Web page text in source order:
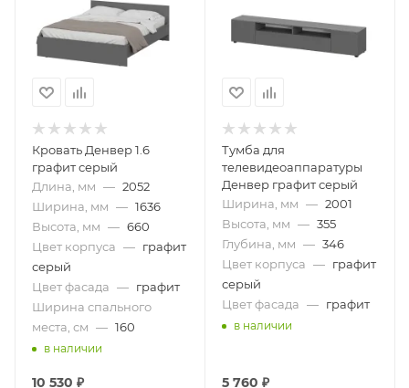
Кровать Денвер 1.6
графит серый
Длина, мм — 2052
Ширина, мм — 1636
Высота, мм — 660
Цвет корпуса — графит
серый
Цвет фасада — графит
Ширина спального
места, см — 160
в наличии
10 530 ₽
Тумба для
телевидеоаппаратуры
Денвер графит серый
Ширина, мм — 2001
Высота, мм — 355
Глубина, мм — 346
Цвет корпуса — графит
серый
Цвет фасада — графит
в наличии
5 760 ₽